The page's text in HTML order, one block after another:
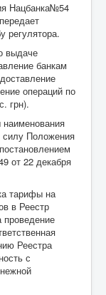
Нацбанка№54
регулятора.
выдаче
банкам
операций по
грн).
наименования
силу Положения
от 22 декабря
тарифы на
в Реестр
Реестра
с